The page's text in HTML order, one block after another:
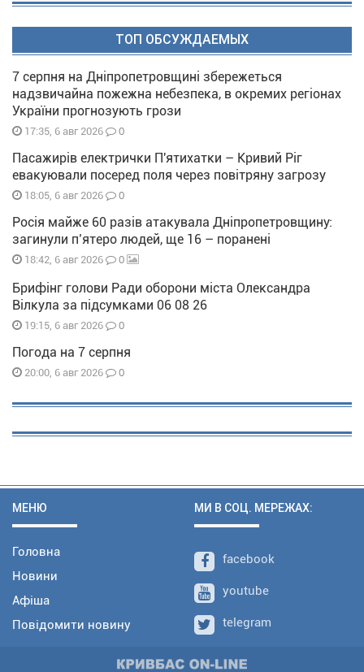
ТОП ОБСУЖДАЕМЫХ
7 серпня на Дніпропетровщині збережеться
надзвичайна пожежна небезпека, в окремих регіонах
України прогнозують грози
17:35, 6 авг 2026 0
Пасажирів електрички П'ятихатки – Кривий Ріг
евакуювали посеред поля через повітряну загрозу
18:05, 6 авг 2026 0
Росія майже 60 разів атакувала Дніпропетровщину:
загинули п’ятеро людей, ще 16 – поранені
18:42, 6 авг 2026 0
Брифінг голови Ради оборони міста Олександра
Вілкула за підсумками 06 08 26
19:15, 6 авг 2026 0
Погода на 7 серпня
20:00, 6 авг 2026 0
МЕНЮ
Головна
Новини
Афіша
Повідомити новину
МИ В СОЦ. МЕРЕЖАХ:
facebook
youtube
telegram